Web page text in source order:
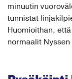
minuutin
tunnistat
Huomioithan,
normaalit